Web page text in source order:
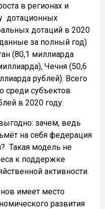
в регионах и
дотационных
дотаций в 2020
за полный год)
(80,1 миллиарда
Чечня (50,6
рублей). Всего
среди субъектов
в 2020 году.
зачем, ведь
на себя федерация
Такая модель не
к поддержке
активности.
имеет место
развития